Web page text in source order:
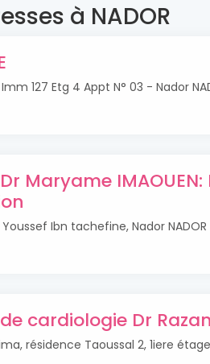
à NADOR
127 Etg 4 Appt N° 03 - Nador
Maryame
Ibn tachefine, Nador NADOR
cardiologie Dr
résidence Taoussal 2, 1iere